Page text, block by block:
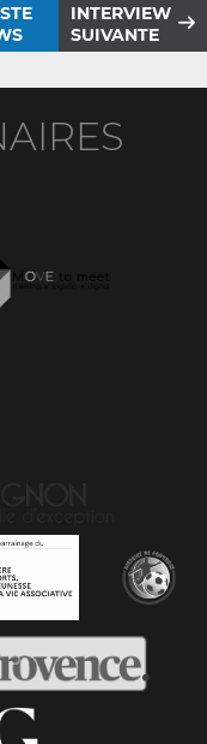
INTERVIEW
SUIVANTE